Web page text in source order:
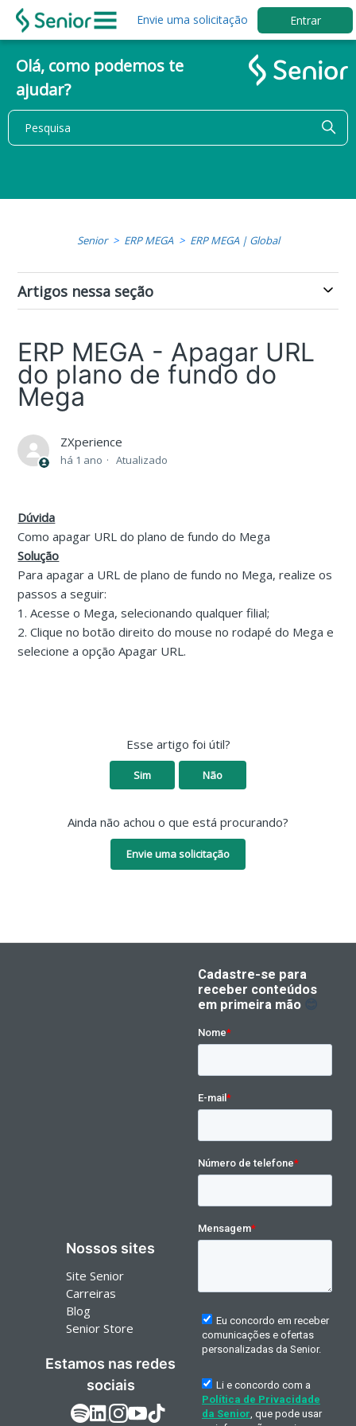
Envie uma solicitação Entrar
Olá, como podemos te
ajudar?
Senior ERP MEGA ERP MEGA | Global
Artigos nessa seção
ERP MEGA - Apagar URL
do plano de fundo do
Mega
ZXperience
há 1 ano Atualizado
Dúvida
Como apagar URL do plano de fundo do Mega
Solução
Para apagar a URL de plano de fundo no Mega, realize os
passos a seguir:
1. Acesse o Mega, selecionando qualquer filial;
2. Clique no botão direito do mouse no rodapé do Mega e
selecione a opção Apagar URL.
Esse artigo foi útil?
Sim Não
Ainda não achou o que está procurando?
Envie uma solicitação
Nossos sites
Site Senior
Carreiras
Blog
Senior Store
Estamos nas redes
sociais